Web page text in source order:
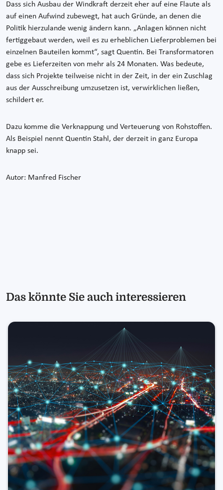
Dass sich Ausbau der Windkraft derzeit eher auf eine Flaute als
auf einen Aufwind zubewegt, hat auch Gründe, an denen die
Politik hierzulande wenig ändern kann. „Anlagen können nicht
fertiggebaut werden, weil es zu erheblichen Lieferproblemen bei
einzelnen Bauteilen kommt“, sagt Quentin. Bei Transformatoren
gebe es Lieferzeiten von mehr als 24 Monaten. Was bedeute,
dass sich Projekte teilweise nicht in der Zeit, in der ein Zuschlag
aus der Ausschreibung umzusetzen ist, verwirklichen ließen,
schildert er.
Dazu komme die Verknappung und Verteuerung von Rohstoffen.
Als Beispiel nennt Quentin Stahl, der derzeit in ganz Europa
knapp sei.
Autor: Manfred Fischer
Das könnte Sie auch interessieren